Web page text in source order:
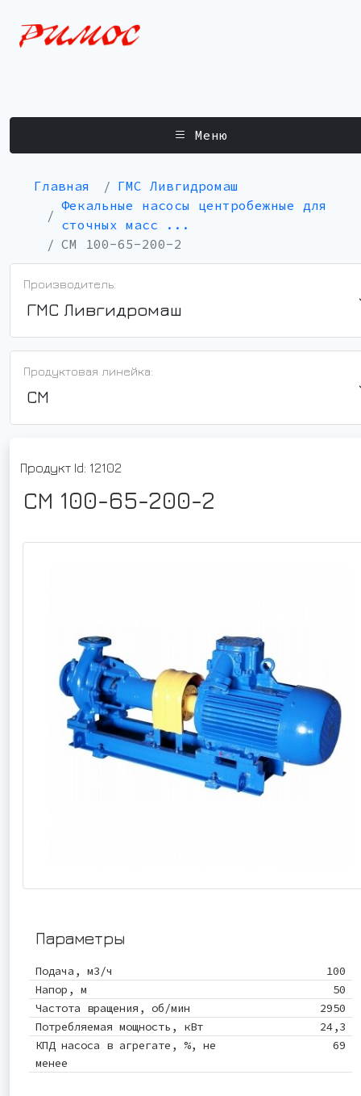
Меню
Главная
ГМС Ливгидромаш
Фекальные насосы центробежные для
сточных масс ...
СМ 100-65-200-2
Производитель:
ГМС Ливгидромаш
Продуктовая линейка:
СМ
Продукт Id: 12102
СМ 100-65-200-2
Параметры
Подача, м3/ч
100
Напор, м
50
Частота вращения, об/мин
2950
Потребляемая мощность, кВт
24,3
КПД насоса в агрегате, %, не
менее
69